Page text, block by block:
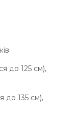
до 125 см),
до 135 см),